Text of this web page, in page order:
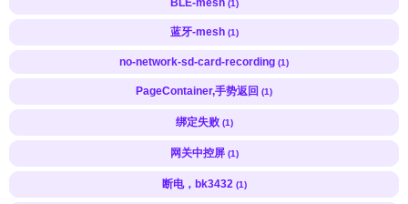
(1)
蓝牙-mesh (1)
no-network-sd-card-recording (1)
PageContainer,手势返回 (1)
绑定失败 (1)
网关中控屏 (1)
断电，bk3432 (1)